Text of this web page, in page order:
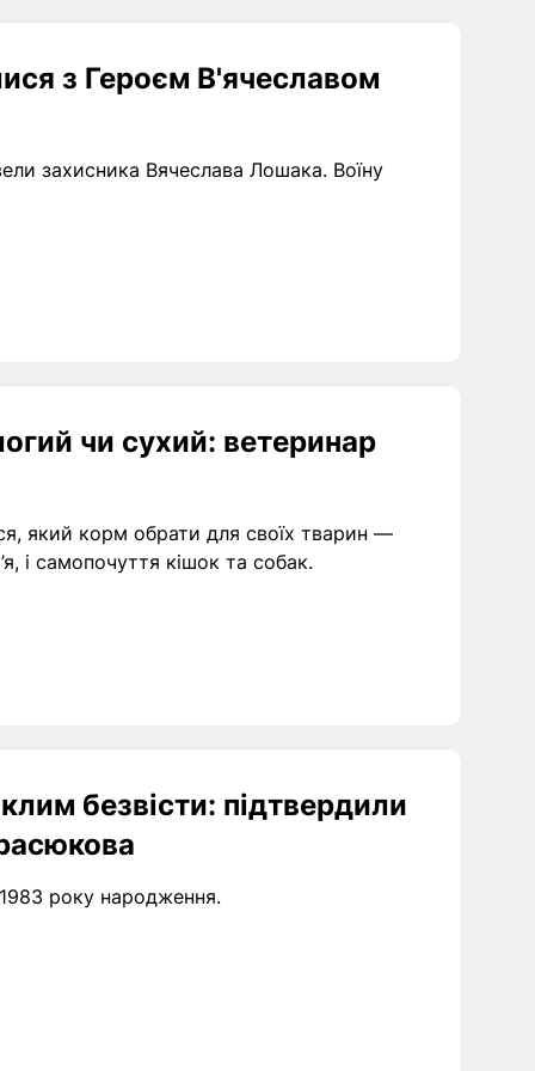
з Героєм В'ячеславом
захисника Вячеслава Лошака. Воїну
чи сухий: ветеринар
який корм обрати для своїх тварин —
і самопочуття кішок та собак.
безвісти: підтвердили
року народження.